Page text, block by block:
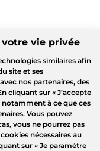
vie privée
similaires afin
site et ses
nos partenaires, des
cliquant sur « J’accepte
à ce que ces
Vous pouvez
vous ne pourrez pas
nécessaires au
sur « Je paramètre